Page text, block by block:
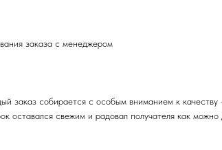
заказа с менеджером
заказ собирается с особым вниманием к
оставался свежим и радовал получателя как